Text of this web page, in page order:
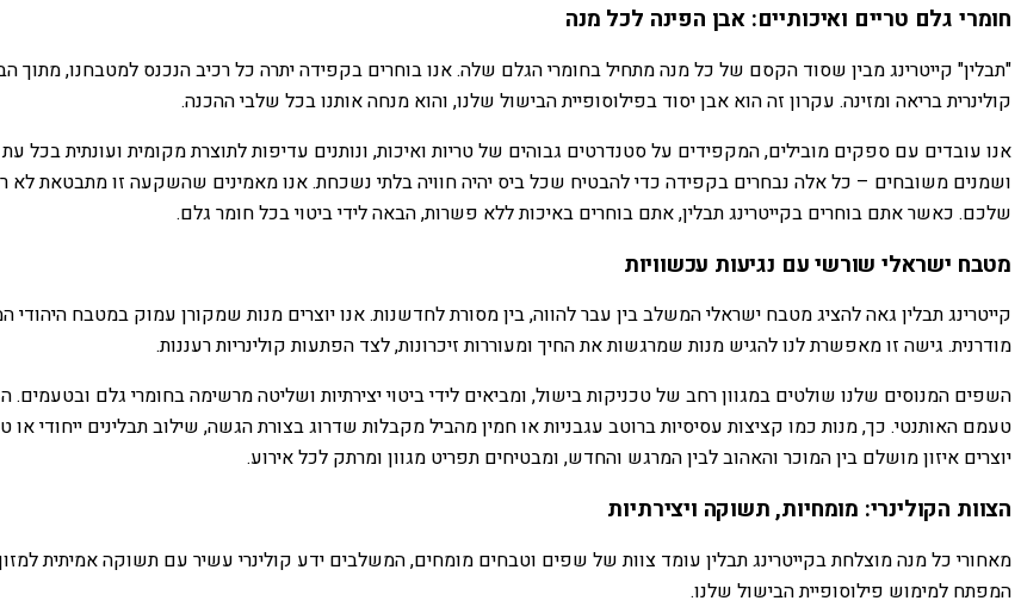
חומרי גלם טריים ואיכותיים: אבן הפינה לכל מנה
"תבלין" קייטרינג מבין שסוד הקסם של כל מנה מתחיל בחומרי הגלם שלה. אנו בוחרים בקפידה יתרה כל רכיב הנכנס למטבחנו,
קולינרית בריאה ומזינה. עקרון זה הוא אבן יסוד בפילוסופיית הבישול שלנו, והוא מנחה אותנו בכל שלבי ההכנה.
אנו עובדים עם ספקים מובילים, המקפידים על סטנדרטים גבוהים של טריות ואיכות, ונותנים עדיפות לתוצרת מקומית ועונתית בכל
ושמנים משובחים – כל אלה נבחרים בקפידה כדי להבטיח שכל ביס יהיה חוויה בלתי נשכחת. אנו מאמינים שהשקעה זו מתבטאת לא
שלכם. כאשר אתם בוחרים בקייטרינג תבלין, אתם בוחרים באיכות ללא פשרות, הבאה לידי ביטוי בכל חומר גלם.
מטבח ישראלי שורשי עם נגיעות עכשוויות
קייטרינג תבלין גאה להציג מטבח ישראלי המשלב בין עבר להווה, בין מסורת לחדשנות. אנו יוצרים מנות שמקורן עמוק במטבח
מודרנית. גישה זו מאפשרת לנו להגיש מנות שמרגשות את החיך ומעוררות זיכרונות, לצד הפתעות קולינריות רעננות.
השפים המנוסים שלנו שולטים במגוון רחב של טכניקות בישול, ומביאים לידי ביטוי יצירתיות ושליטה מרשימה בחומרי גלם
טעמם האותנטי. כך, מנות כמו קציצות עסיסיות ברוטב עגבניות או חמין מהביל מקבלות שדרוג בצורת הגשה, שילוב תבלינים ייחודי או
יוצרים איזון מושלם בין המוכר והאהוב לבין המרגש והחדש, ומבטיחים תפריט מגוון ומרתק לכל אירוע.
הצוות הקולינרי: מומחיות, תשוקה ויצירתיות
מאחורי כל מנה מוצלחת בקייטרינג תבלין עומד צוות של שפים וטבחים מומחים, המשלבים ידע קולינרי עשיר עם תשוקה אמיתית
המפתח למימוש פילוסופיית הבישול שלנו.